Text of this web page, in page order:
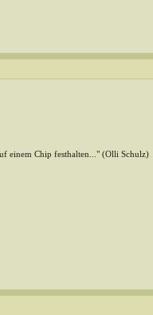
einem Chip festhalten..." (Olli Schulz)